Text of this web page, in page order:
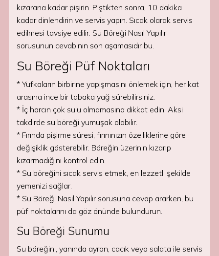
kızarana kadar pişirin. Piştikten sonra, 10 dakika
kadar dinlendirin ve servis yapın. Sıcak olarak servis
edilmesi tavsiye edilir. Su Böreği Nasıl Yapılır
sorusunun cevabının son aşamasıdır bu.
Su Böreği Püf Noktaları
* Yufkaların birbirine yapışmasını önlemek için, her kat
arasına ince bir tabaka yağ sürebilirsiniz.
* İç harcın çok sulu olmamasına dikkat edin. Aksi
takdirde su böreği yumuşak olabilir.
* Fırında pişirme süresi, fırınınızın özelliklerine göre
değişiklik gösterebilir. Böreğin üzerinin kızarıp
kızarmadığını kontrol edin.
* Su böreğini sıcak servis etmek, en lezzetli şekilde
yemenizi sağlar.
* Su Böreği Nasıl Yapılır sorusuna cevap ararken, bu
püf noktalarını da göz önünde bulundurun.
Su Böreği Sunumu
Su böreğini, yanında ayran, cacık veya salata ile servis